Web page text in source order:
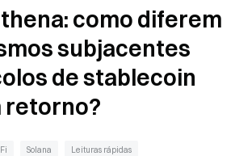
como diferem
subjacentes
de stablecoin
retorno?
Solana Leituras rápidas